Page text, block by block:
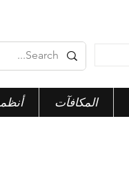
المكافآت